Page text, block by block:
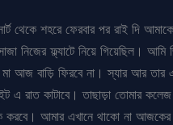
থেকে শহরে ফেরবার পর রাই দি
নিজের ফ্ল্যাটে নিয়ে গিয়েছিল। আমি
আজ বাড়ি ফিরবে না। স্যার আর তার
এ রাত কাটাবে। তাছাড়া তোমার
করবে। আমার এখানে থাকো না আজকের